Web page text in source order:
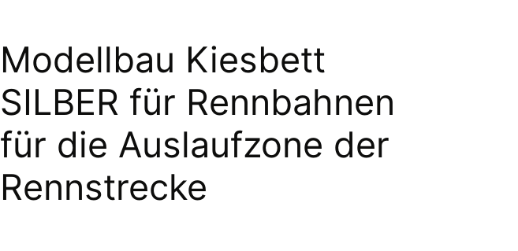
Modellbau Kiesbett
SILBER für Rennbahnen
für die Auslaufzone der
Rennstrecke